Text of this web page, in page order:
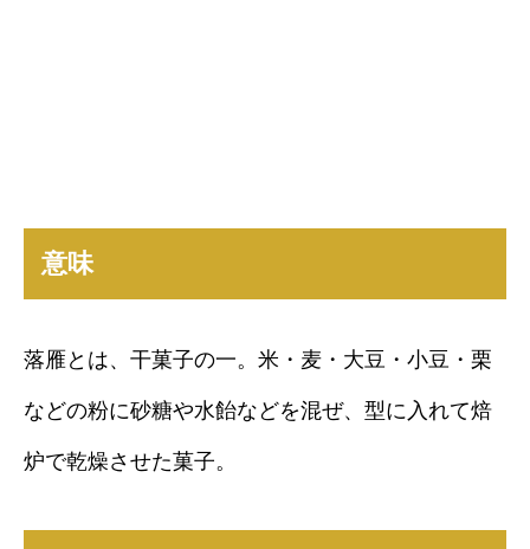
意味
落雁とは、干菓子の一。米・麦・大豆・小豆・栗
などの粉に砂糖や水飴などを混ぜ、型に入れて焙
炉で乾燥させた菓子。